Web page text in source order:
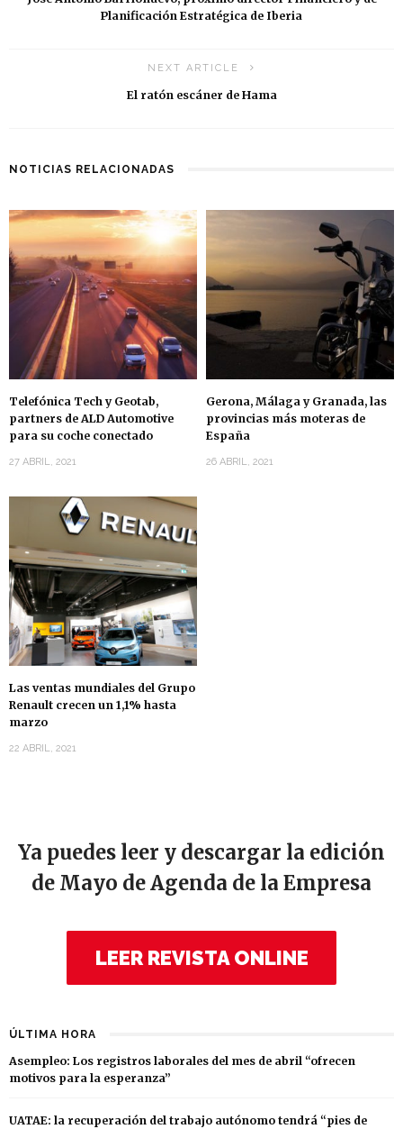
Planificación Estratégica de Iberia
NEXT ARTICLE
El ratón escáner de Hama
NOTICIAS RELACIONADAS
Telefónica Tech y Geotab,
partners de ALD Automotive
para su coche conectado
27 ABRIL, 2021
Gerona, Málaga y Granada, las
provincias más moteras de
España
26 ABRIL, 2021
Las ventas mundiales del Grupo
Renault crecen un 1,1% hasta
marzo
22 ABRIL, 2021
Ya puedes leer y descargar la edición
de Mayo de Agenda de la Empresa
LEER REVISTA ONLINE
ÚLTIMA HORA
Asempleo: Los registros laborales del mes de abril “ofrecen
motivos para la esperanza”
UATAE: la recuperación del trabajo autónomo tendrá “pies de